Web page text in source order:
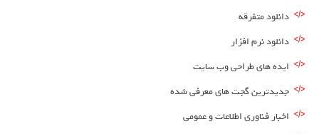
دانلود متفرقه
دانلود نرم افزار
ایده های طراحی وب سایت
جدیدترین گجت های معرفی شده
اخبار فناوری اطلاعات و عمومی